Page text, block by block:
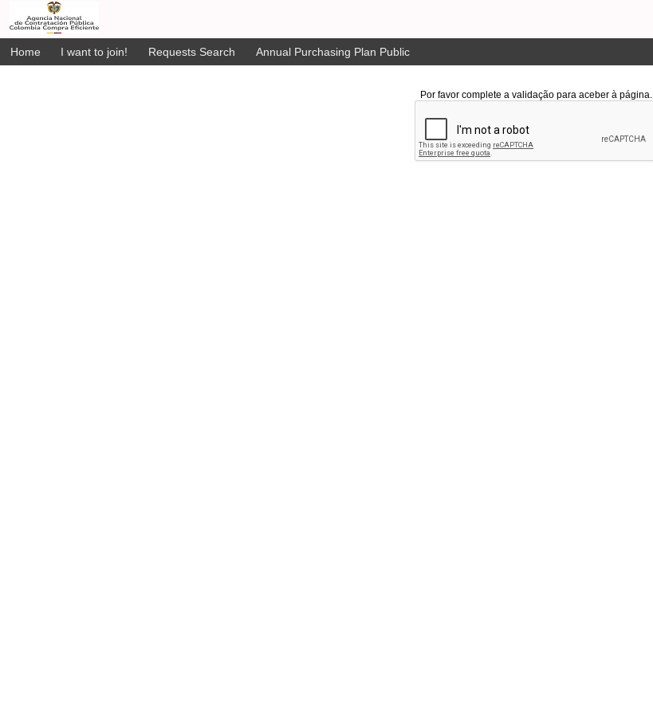
Home I want to join! Requests Search Annual Purchasing Plan Public
Por favor complete a validação para aceber à página.